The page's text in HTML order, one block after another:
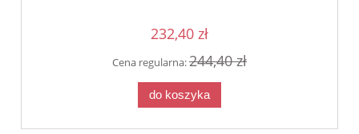
232,40 zł
Cena regularna:244,40 zł
do koszyka